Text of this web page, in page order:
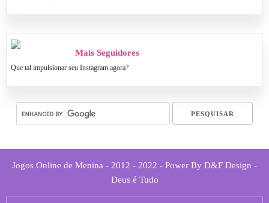
Mais Seguidores
Que tal impulsionar seu Instagram agora?
Jogos Online de Menina - 2012 - 2022 - Power By D&F Design -
Deus é Tudo